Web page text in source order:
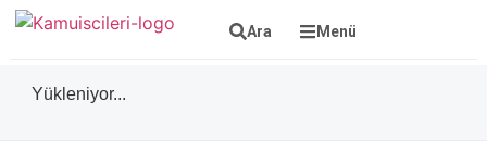
Ara Menü
Yükleniyor...